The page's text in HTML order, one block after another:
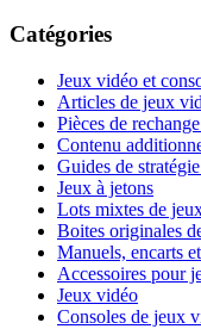
Catégories
Jeux vidéo et
Articles de jeux
Pièces de
Contenu
Guides de
Jeux à jetons
Lots mixtes de
Boites originales
Manuels, encarts
Accessoires pour
Jeux vidéo
Consoles de jeux